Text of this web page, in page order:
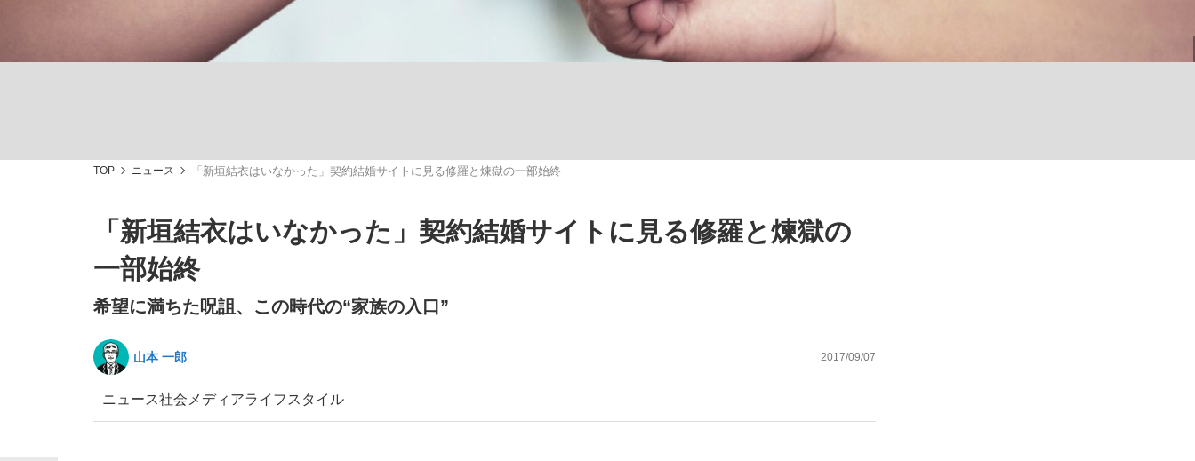
《BTS厳戒トーキョー滞在記》RM→渋谷で飲み会、JIN→伊豆の... 「90%は失敗する。でも…」本田圭佑が初めて明かした日本代表監督に...
「最悪の空気のまま解散」WBC日本代表“敗戦”の真実 選手が明かす... 「敗因分析は一切聞かれなかった」侍ジャパン選手が証言した“NPB聞...
私のあのとき、私のいま
キングの誕生を、目撃せよ。
いまさら聞けない資産運用のすべて
TOP ニュース 「新垣結衣はいなかった」契約結婚サイトに見る修羅と煉獄の一部始終
「新垣結衣はいなかった」契約結婚サイトに見る修羅と煉獄の
一部始終
希望に満ちた呪詛、この時代の“家族の入口”
山本 一郎 2017/09/07
ニュース社会 メディアライフスタイル